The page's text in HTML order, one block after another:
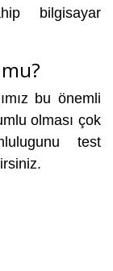
bilgisayar
bu önemli
olması çok
test